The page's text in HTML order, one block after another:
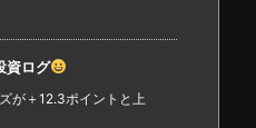
資ログ
が＋12.3ポイントと上